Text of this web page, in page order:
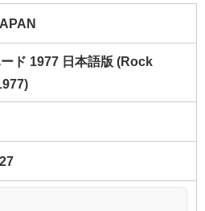
ード 1977 日本語版 (Rock